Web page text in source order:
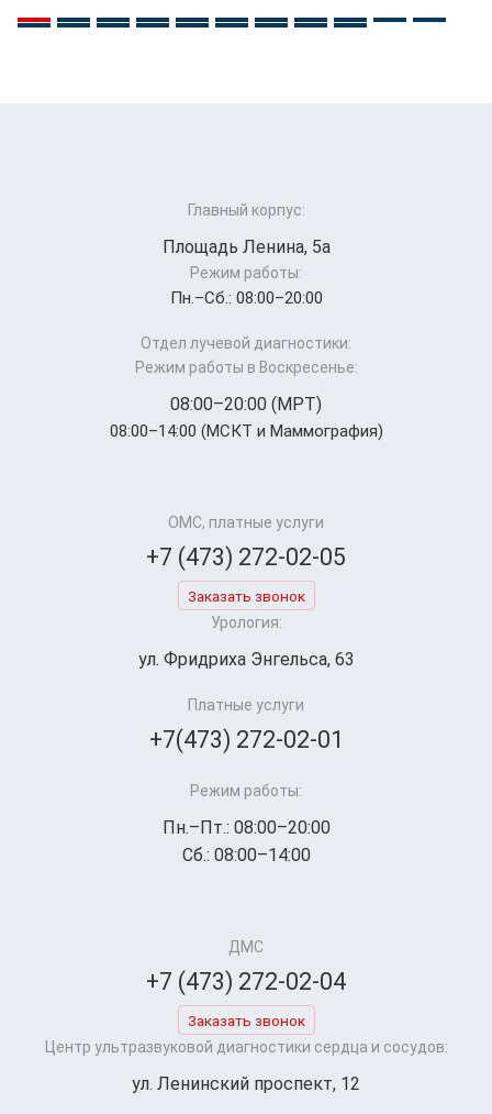
Главный корпус:
Площадь Ленина, 5а
Режим работы:
Пн.–Cб.: 08:00–20:00
Отдел лучевой диагностики:
Режим работы в Воскресенье:
08:00–20:00 (МРТ)
08:00–14:00 (МСКТ и Маммография)
ОМС, платные услуги
+7 (473) 272-02-05
Заказать звонок
Урология:
ул. Фридриха Энгельса, 63
Платные услуги
+7(473) 272-02-01
Режим работы:
Пн.–Пт.: 08:00–20:00
Сб.: 08:00–14:00
ДМС
+7 (473) 272-02-04
Заказать звонок
Центр ультразвуковой диагностики сердца и сосудов:
ул. Ленинский проспект, 12